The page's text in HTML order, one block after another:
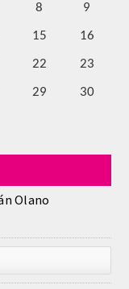
8 9
15 16
22 23
29 30
Olano